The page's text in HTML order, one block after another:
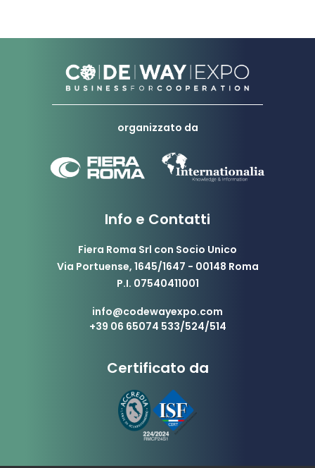
organizzato da
Info e Contatti
Fiera Roma Srl con Socio Unico
Via Portuense, 1645/1647 - 00148 Roma
P.I. 07540411001
info@codewayexpo.com
+39 06 65074 533/524/514
Certificato da